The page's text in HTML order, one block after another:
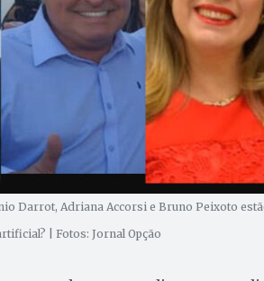
Darrot, Adriana Accorsi e Bruno Peixoto
| Fotos: Jornal Opção